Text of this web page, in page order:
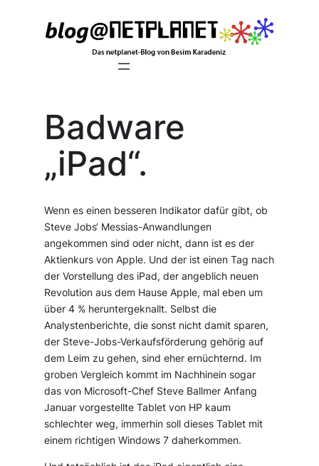
Badware
„iPad“.
Wenn es einen besseren Indikator dafür gibt, ob
Steve Jobs‘ Messias-Anwandlungen
angekommen sind oder nicht, dann ist es der
Aktienkurs von Apple. Und der ist einen Tag nach
der Vorstellung des iPad, der angeblich neuen
Revolution aus dem Hause Apple, mal eben um
über 4 % heruntergeknallt. Selbst die
Analystenberichte, die sonst nicht damit sparen,
der Steve-Jobs-Verkaufsförderung gehörig auf
dem Leim zu gehen, sind eher ernüchternd. Im
groben Vergleich kommt im Nachhinein sogar
das von Microsoft-Chef Steve Ballmer Anfang
Januar vorgestellte Tablet von HP kaum
schlechter weg, immerhin soll dieses Tablet mit
einem richtigen Windows 7 daherkommen.